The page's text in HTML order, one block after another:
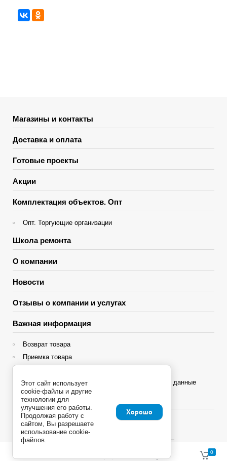
Магазины и контакты
Доставка и оплата
Готовые проекты
Акции
Комплектация объектов. Опт
Опт. Торгующие организации
Школа ремонта
О компании
Новости
Отзывы о компании и услугах
Важная информация
Возврат товара
Приемка товара
Политика конфиденциальности и персональные данные
Яндекс Сплит
0
Этот сайт использует
cookie-файлы и другие
технологии для
улучшения его работы.
Продолжая работу с
сайтом, Вы разрешаете
использование cookie-
файлов.
Хорошо